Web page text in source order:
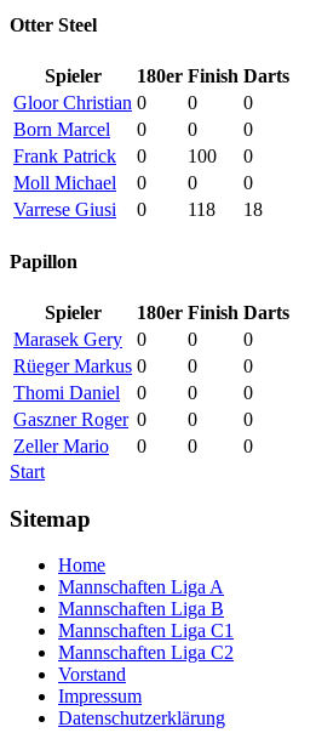
Otter Steel
Spieler 180er Finish Darts
Gloor Christian 0 0
0
Born Marcel
0 0
0
Frank Patrick
0 100
0
Moll Michael
0 0
0
Varrese Giusi
0 118 18
Papillon
Spieler 180er Finish Darts
Marasek Gery
0 0
0
Rüeger Markus 0 0
0
Thomi Daniel
0 0
0
Gaszner Roger 0 0
0
Zeller Mario
0 0
0
Start
Sitemap
Home
Mannschaften Liga A
Mannschaften Liga B
Mannschaften Liga C1
Mannschaften Liga C2
Vorstand
Impressum
Datenschutzerklärung